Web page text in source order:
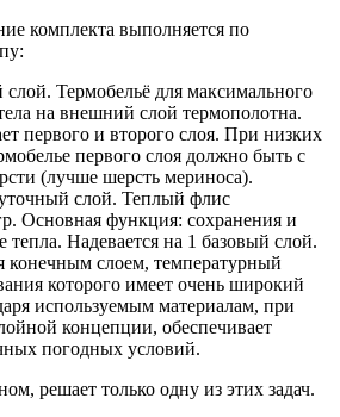
комплекта выполняется по
слой. Термобельё для максимального
на внешний слой термополотна.
первого и второго слоя. При низких
первого слоя должно быть с
(лучше шерсть мериноса).
слой. Теплый флис
Основная функция: сохранения и
тепла. Надевается на 1 базовый слой.
конечным слоем, температурный
которого имеет очень широкий
используемым материалам, при
концепции, обеспечивает
погодных условий.
решает только одну из этих задач.